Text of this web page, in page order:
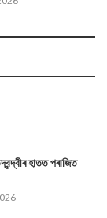
হাতত পৰাজিত